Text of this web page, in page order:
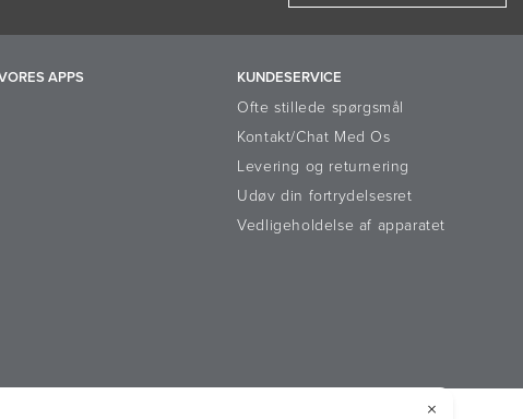
APPS KUNDESERVICE
Ofte stillede spørgsmål
Kontakt/Chat Med Os
Levering og returnering
Udøv din fortrydelsesret
Vedligeholdelse af apparatet